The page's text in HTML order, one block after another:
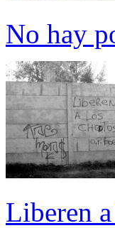
No hay
Liberen